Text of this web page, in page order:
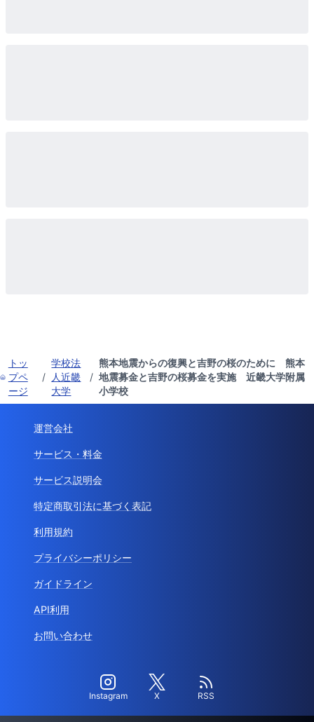
トッ
プペ
ージ
/
学校法
人近畿
大学
/
熊本地震からの復興と吉野の桜のために 熊本
地震募金と吉野の桜募金を実施 近畿大学附属
小学校
運営会社
サービス・料金
サービス説明会
特定商取引法に基づく表記
利用規約
プライバシーポリシー
ガイドライン
API利用
お問い合わせ
Instagram X RSS